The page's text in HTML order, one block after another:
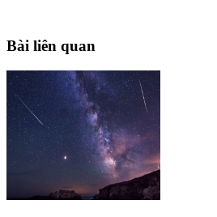
Bài liên quan